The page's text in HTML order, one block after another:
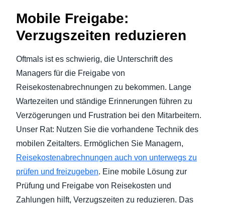
Mobile Freigabe:
Verzugszeiten reduzieren
Oftmals ist es schwierig, die Unterschrift des
Managers für die Freigabe von
Reisekostenabrechnungen zu bekommen. Lange
Wartezeiten und ständige Erinnerungen führen zu
Verzögerungen und Frustration bei den Mitarbeitern.
Unser Rat: Nutzen Sie die vorhandene Technik des
mobilen Zeitalters. Ermöglichen Sie Managern,
Reisekostenabrechnungen auch von unterwegs zu
prüfen und freizugeben. Eine mobile Lösung zur
Prüfung und Freigabe von Reisekosten und
Zahlungen hilft, Verzugszeiten zu reduzieren. Das